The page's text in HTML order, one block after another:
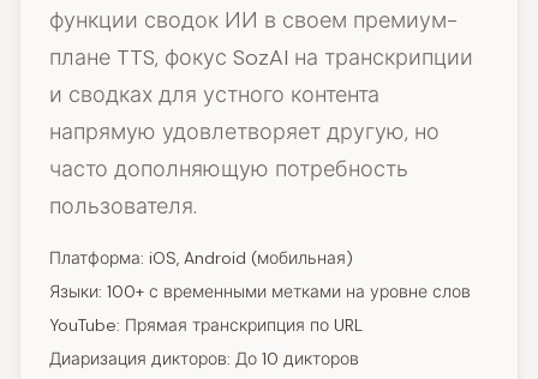
функции сводок ИИ в своем премиум-
плане TTS, фокус SozAI на транскрипции
и сводках для устного контента
напрямую удовлетворяет другую, но
часто дополняющую потребность
пользователя.
Платформа: iOS, Android (мобильная)
Языки: 100+ с временными метками на уровне слов
YouTube: Прямая транскрипция по URL
Диаризация дикторов: До 10 дикторов